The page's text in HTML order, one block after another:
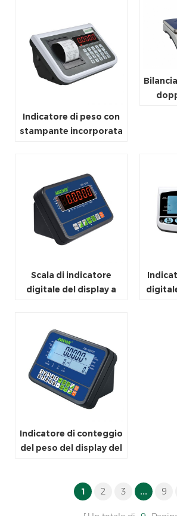
Indicatore di peso con
stampante incorporata
Scala di indicatore
digitale del display a
Indicatore di conteggio
del peso del display del
1 2 3 ... 9